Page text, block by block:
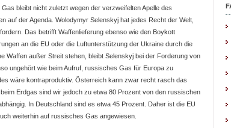
bleibt nicht zuletzt wegen der verzweifelten Apelle des
auf der Agenda. Wolodymyr Selenskyj hat jedes Recht der Welt,
Das betrifft Waffenlieferung ebenso wie den Boykott
an die EU oder die Luftunterstützung der Ukraine durch die
Waffen außer Streit stehen, bleibt Selenskyj bei der Forderung von
ungehört wie beim Aufruf, russisches Gas für Europa zu
wäre kontraproduktiv. Österreich kann zwar recht rasch das
Erdgas sind wir jedoch zu etwa 80 Prozent von den russischen
In Deutschland sind es etwa 45 Prozent. Daher ist die EU
weiterhin auf russisches Gas angewiesen.